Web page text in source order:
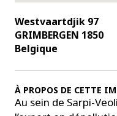
Westvaartdjik 97
GRIMBERGEN 1850
Belgique
À PROPOS DE CETTE
Au sein de Sarpi-